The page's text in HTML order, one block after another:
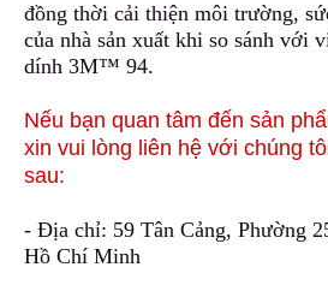
đồng thời cải thiện môi trường,
của nhà sản xuất khi so sánh với
dính 3M™ 94.
Nếu bạn quan tâm đến sản
xin vui lòng liên hệ với chúng
sau:
- Địa chỉ: 59 Tân Cảng, Phường
Hồ Chí Minh